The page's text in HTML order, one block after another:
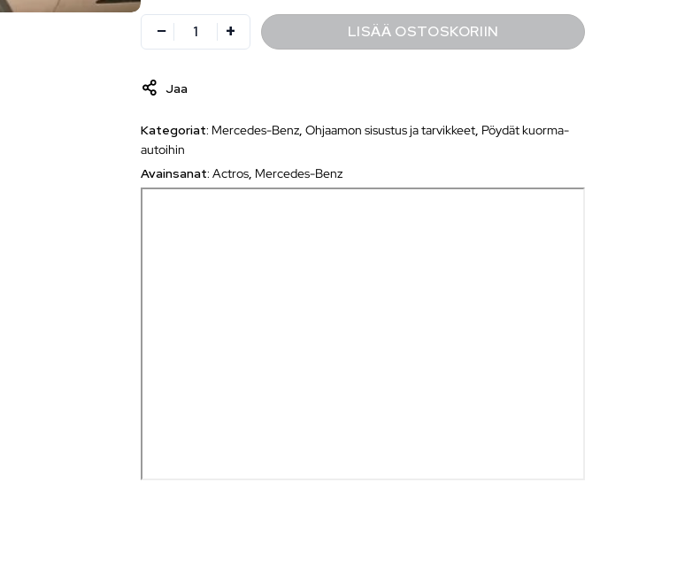
LISÄÄ OSTOSKORIIN
Jaa
Kategoriat: Mercedes-Benz ,Ohjaamon sisustus ja tarvikkeet Pöydät kuorma-
autoihin
Avainsanat:Actros Mercedes-Benz